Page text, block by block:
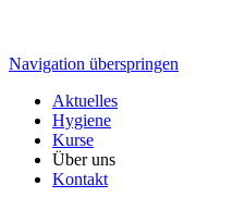
Navigation überspringen
Aktuelles
Hygiene
Kurse
Über uns
Kontakt